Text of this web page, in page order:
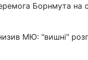
Борнмута
МЮ: "вишні"